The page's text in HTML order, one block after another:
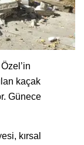
kaçak
Günece
kırsal